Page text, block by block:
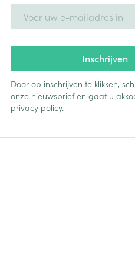
Parfums en
Inschrijven
Door op inschrijven te klikken,
onze nieuwsbrief en gaat u
privacy policy.